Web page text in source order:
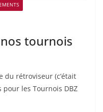
tournois
du rétroviseur (c’était
pour les Tournois DBZ